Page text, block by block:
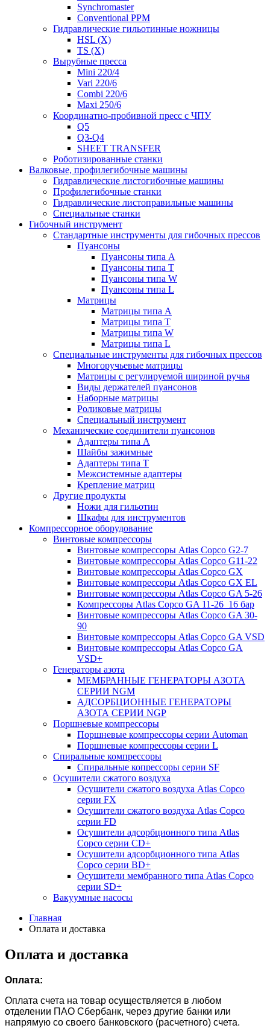
Synchromaster
Conventional PPM
Гидравлические гильотинные ножницы
HSL (X)
TS (X)
Вырубные пресса
Mini 220/4
Vari 220/6
Combi 220/6
Maxi 250/6
Координатно-пробивной пресс с ЧПУ
Q5
Q3-Q4
SHEET TRANSFER
Роботизированные станки
Валковые, профилегибочные машины
Гидравлические листогибочные машины
Профилегибочные станки
Гидравлические листоправильные машины
Специальные станки
Гибочный инструмент
Стандартные инструменты для гибочных прессов
Пуансоны
Пуансоны типа A
Пуансоны типа T
Пуансоны типа W
Пуансоны типа L
Матрицы
Матрицы типа A
Матрицы типа T
Матрицы типа W
Матрицы типа L
Специальные инструменты для гибочных прессов
Многоручьевые матрицы
Матрицы с регулируемой шириной ручья
Виды держателей пуансонов
Наборные матрицы
Роликовые матрицы
Специальный инструмент
Механические соединители пуансонов
Адаптеры типа A
Шайбы зажимные
Адаптеры типа T
Межсистемные адаптеры
Крепление матриц
Другие продукты
Ножи для гильотин
Шкафы для инструментов
Компрессорное оборудование
Винтовые компрессоры
Винтовые компрессоры Atlas Copco G2-7
Винтовые компрессоры Atlas Copco G11-22
Винтовые компрессоры Atlas Copco GX
Винтовые компрессоры Atlas Copco GX EL
Винтовые компрессоры Atlas Copco GA 5-26
Компрессоры Atlas Copco GA 11-26_16 бар
Винтовые компрессоры Atlas Copco GA 30-
90
Винтовые компрессоры Atlas Copco GA VSD
Винтовые компрессоры Atlas Copco GA
VSD+
Генераторы азота
МЕМБРАННЫЕ ГЕНЕРАТОРЫ АЗОТА
СЕРИИ NGM
АДСОРБЦИОННЫЕ ГЕНЕРАТОРЫ
АЗОТА СЕРИИ NGP
Поршневые компрессоры
Поршневые компрессоры серии Automan
Поршневые компрессоры серии L
Спиральные компрессоры
Спиральные копрессоры серии SF
Осушители сжатого воздуха
Осушители сжатого воздуха Atlas Copco
серии FX
Осушители сжатого воздуха Atlas Copco
серии FD
Осушители адсорбционного типа Atlas
Copco серии СD+
Осушители адсорбционного типа Atlas
Copco серии BD+
Осушители мембранного типа Atlas Copco
серии SD+
Вакуумные насосы
Главная
Оплата и доставка
Оплата и доставка
Оплата:
Оплата счета на товар осуществляется в любом
отделении ПАО Сбербанк, через другие банки или
напрямую со своего банковского (расчетного) счета.